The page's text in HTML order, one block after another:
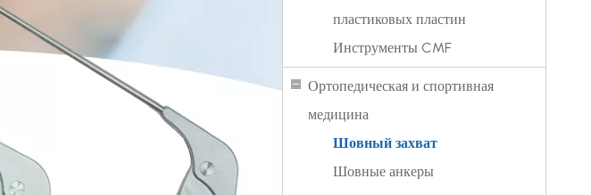
пластиковых пластин
Инструменты CMF
Ортопедическая и спортивная
медицина
Шовный захват
Шовные анкеры